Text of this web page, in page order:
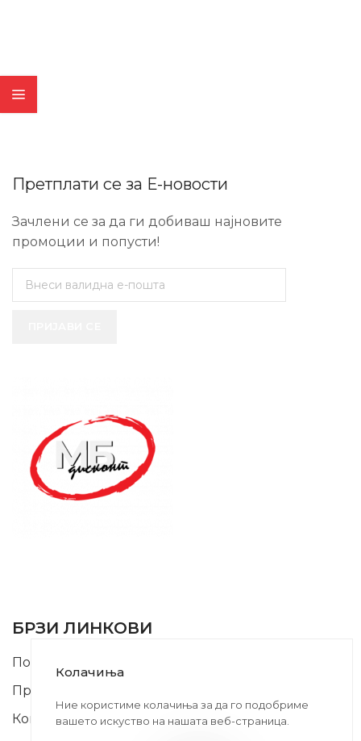
Претплати се за Е-новости
Зачлени се за да ги добиваш најновите
промоции и попусти!
БРЗИ ЛИНКОВИ
Почетна
Производи
Контакт
Колачиња
Ние користиме колачиња за да го подобриме
вашето искуство на нашата веб-страница.